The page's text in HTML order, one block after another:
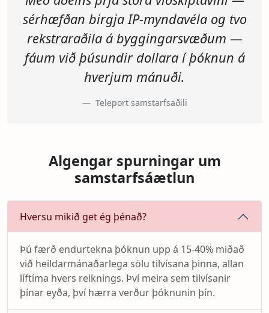
sérhæfðan birgja IP-myndavéla og tvo
rekstraraðila á byggingarsvæðum —
fáum við þúsundir dollara í þóknun á
hverjum mánuði.
Teleport samstarfsaðili
Algengar spurningar um
samstarfsáætlun
Hversu mikið get ég þénað?
Þú færð endurtekna þóknun upp á 15-40% miðað
við heildarmánaðarlega sölu tilvísana þinna, allan
líftíma hvers reiknings. Því meira sem tilvísanir
þínar eyða, því hærra verður þóknunin þín.